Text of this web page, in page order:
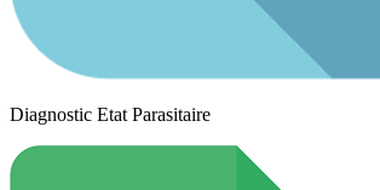
Diagnostic Etat Parasitaire